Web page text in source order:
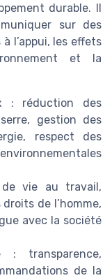
durable. Il
sur des
l’appui, les effets
et la
: réduction des
gestion des
respect des
vie au travail,
de l’homme,
avec la société
: transparence,
de la